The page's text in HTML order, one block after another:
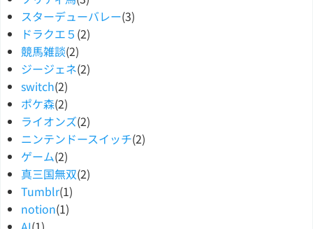
スターデューバレー(3)
ドラクエ５ (2)
競馬雑談(2)
ジージェネ(2)
switch(2)
ポケ森(2)
ライオンズ(2)
ニンテンドースイッチ(2)
ゲーム(2)
真三国無双(2)
Tumblr(1)
notion(1)